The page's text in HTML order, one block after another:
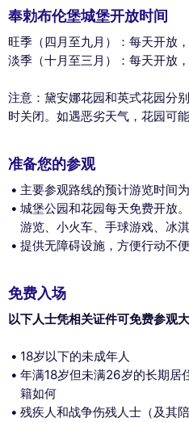
奉勅布伦堡城堡开放时间
旺季（四月至九月）：每天开放
淡季（十月至三月）：每天开放
注意：黛安娜花园和英式花园分
时关闭。如遇恶劣天气，花园可能
准备您的参观
主要参观路线的预计游览时间
城堡公园和花园每天免费开放
游览、小火车、手球游戏、冰
提供无障碍设施，方便行动不
免费入场
以下人士凭相关证件可免费参观
18岁以下的未成年人
年满18岁但未满26岁的长期居
籍如何
残疾人和战争伤残人士（及其陪